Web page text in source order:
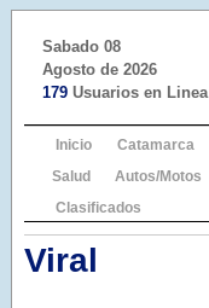
Sabado 08
Agosto de 2026
179 Usuarios en Linea
Inicio Catamarca
Salud
Autos/Motos
Clasificados
Viral